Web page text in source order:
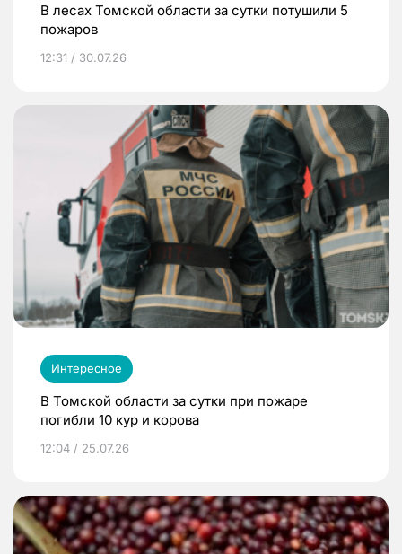
В лесах Томской области за сутки потушили 5
пожаров
12:31 / 30.07.26
Интересное
В Томской области за сутки при пожаре
погибли 10 кур и корова
12:04 / 25.07.26